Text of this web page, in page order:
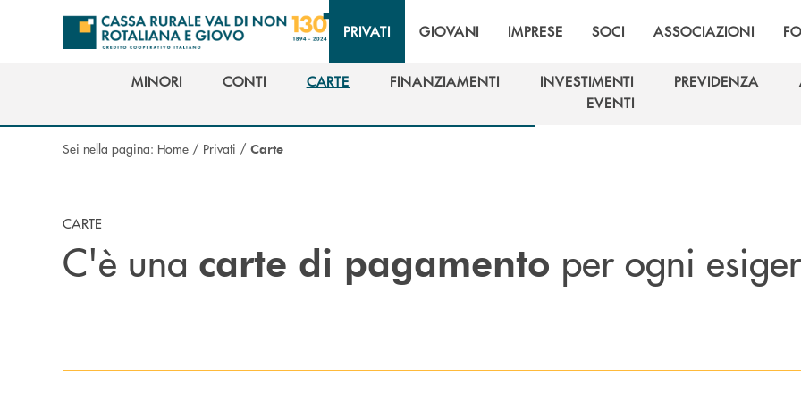
Salta al contenuto principale
PRIVATI GIOVANI IMPRESE SOCI ASSOCIAZIONI
MINORI
CONTI
CARTE
FINANZIAMENTI
INVESTIMENTI
INVESTIMENTI
PREVIDENZA
EVENTI
Sei nella pagina: Home / Privati / Carte
CARTE
C'è una carte di pagamento per ogni